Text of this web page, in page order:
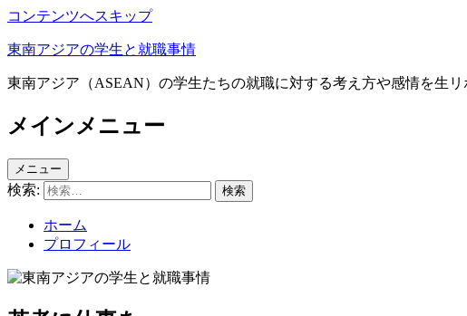
コンテンツへスキップ
東南アジアの学生と就職事情
東南アジア（ASEAN）の学生たちの就職に対する考え方や感情を生リ
メインメニュー
メニュー
検索:
ホーム
プロフィール